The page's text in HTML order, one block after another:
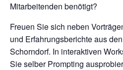
Mitarbeitenden benötigt?
Freuen Sie sich neben
und Erfahrungsberichte aus
Schorndorf. In interaktiven
Sie selber Prompting